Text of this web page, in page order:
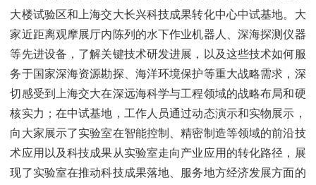
大楼试验区和上海交大长兴科技成果转化中心中试基地。大
家近距离观摩展厅内陈列的水下作业机器人、深海探测仪器
等先进设备，了解关键技术研发进展，以及这些技术如何服
务于国家深海资源勘探、海洋环境保护等重大战略需求，深
切感受到上海交大在深远海科学与工程领域的战略布局和硬
核实力；在中试基地，工作人员通过动态演示和实物展示，
向大家展示了实验室在智能控制、精密制造等领域的前沿技
术应用以及科技成果从实验室走向产业应用的转化路径，展
现了实验室在推动科技成果落地、服务地方经济发展方面的